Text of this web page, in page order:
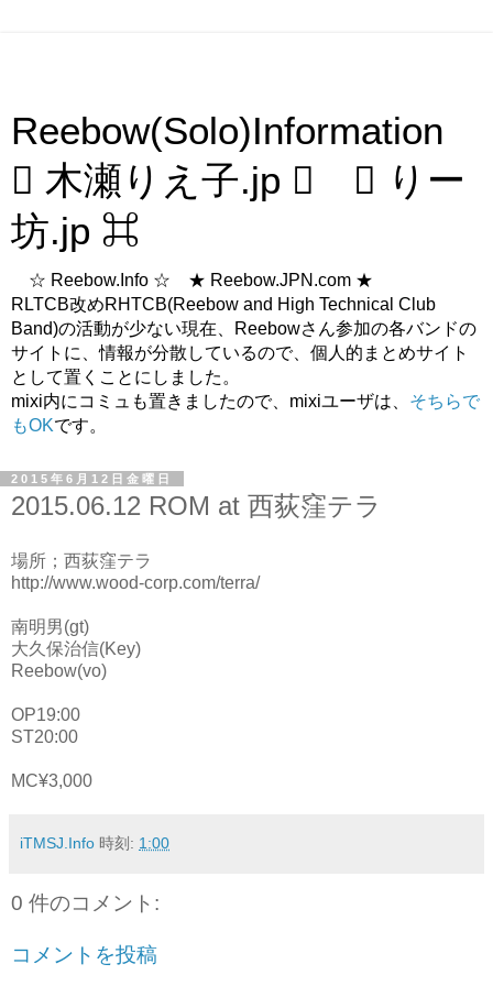
Reebow(Solo)Information
 木瀬りえ子.jp  ⌘ りー
坊.jp ⌘
☆ Reebow.Info ☆ ★ Reebow.JPN.com ★
RLTCB改めRHTCB(Reebow and High Technical Club
Band)の活動が少ない現在、Reebowさん参加の各バンドの
サイトに、情報が分散しているので、個人的まとめサイト
として置くことにしました。
mixi内にコミュも置きましたので、mixiユーザは、 そちらで
もOKです。
2015年6月12日金曜日
2015.06.12 ROM at 西荻窪テラ
場所；西荻窪テラ
http://www.wood-corp.com/terra/
南明男(gt)
大久保治信(Key)
Reebow(vo)
OP19:00
ST20:00
MC¥3,000
iTMSJ.Info 時刻: 1:00
0 件のコメント:
コメントを投稿